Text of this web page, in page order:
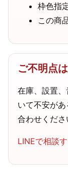
枠色指
この商
ご不明点
在庫、設置
いて不安が
合わせくださ
LINEで相談